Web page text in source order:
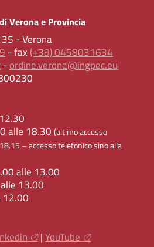
Verona e Provincia
- Verona
- fax (+39) 0458031634
-ordine.verona@ingpec.eu
alle 18.30 (ultimo accesso
– accesso telefonico sino alla
alle 13.00
13.00
12.00
| YouTube